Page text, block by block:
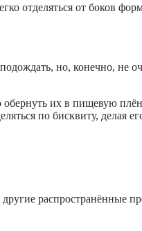
отделяться от боков
но, конечно, не
их в пищевую
по бисквиту, делая
распространённые